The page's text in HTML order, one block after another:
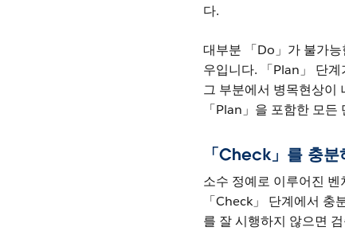
다.
대부분 「Do」가 불가
우입니다. 「Plan」 단
그 부분에서 병목현상이
「Plan」을 포함한 모
「Check」를 충
소수 정예로 이루어진
「Check」 단계에서
를 잘 시행하지 않으면